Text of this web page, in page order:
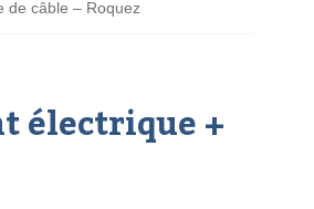
de câble – Roquez
électrique +